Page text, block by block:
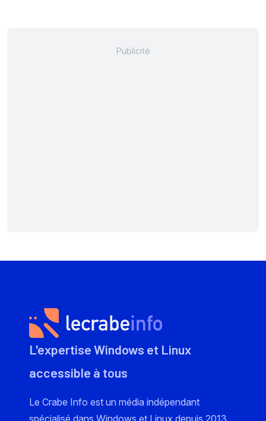
L'expertise Windows et Linux
accessible à tous
Le Crabe Info est un média indépendant
spécialisé dans Windows et Linux depuis 2013.